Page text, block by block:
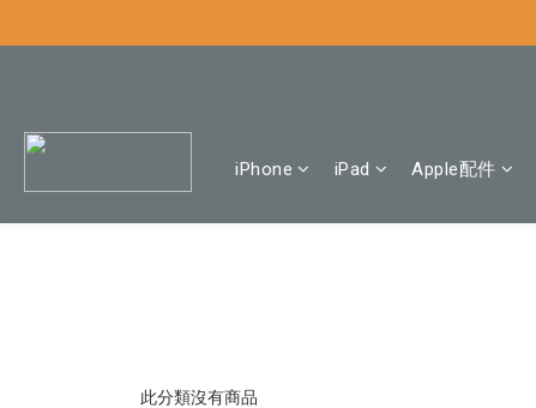
iPhone iPad Apple配件
此分類沒有商品